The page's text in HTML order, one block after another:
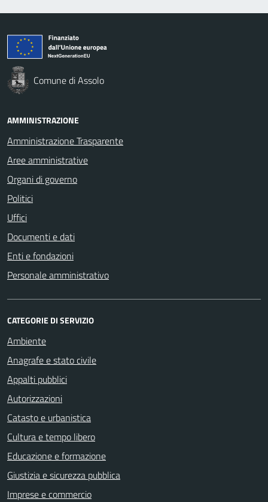
Comune di Assolo
AMMINISTRAZIONE
Amministrazione Trasparente
Aree amministrative
Organi di governo
Politici
Uffici
Documenti e dati
Enti e fondazioni
Personale amministrativo
CATEGORIE DI SERVIZIO
Ambiente
Anagrafe e stato civile
Appalti pubblici
Autorizzazioni
Catasto e urbanistica
Cultura e tempo libero
Educazione e formazione
Giustizia e sicurezza pubblica
Imprese e commercio